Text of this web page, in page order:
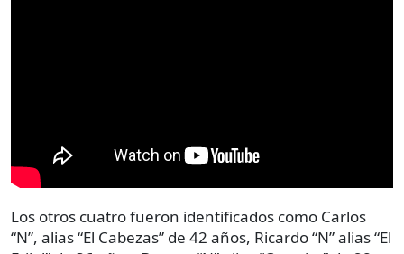
Los otros cuatro fueron identificados como Carlos
“N”, alias “El Cabezas” de 42 años, Ricardo “N” alias “El